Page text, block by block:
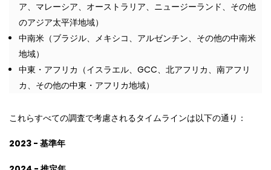
ア、マレーシア、オーストラリア、ニュージーランド、その他
のアジア太平洋地域）
中南米（ブラジル、メキシコ、アルゼンチン、その他の中南米
地域）
中東・アフリカ（イスラエル、GCC、北アフリカ、南アフリ
カ、その他の中東・アフリカ地域）
これらすべての調査で考慮されるタイムラインは以下の通り：
2023 - 基準年